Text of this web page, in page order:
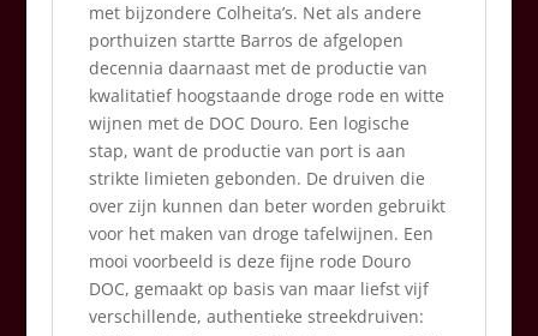
met bijzondere Colheita’s. Net als andere
porthuizen startte Barros de afgelopen
decennia daarnaast met de productie van
kwalitatief hoogstaande droge rode en witte
wijnen met de DOC Douro. Een logische
stap, want de productie van port is aan
strikte limieten gebonden. De druiven die
over zijn kunnen dan beter worden gebruikt
voor het maken van droge tafelwijnen. Een
mooi voorbeeld is deze fijne rode Douro
DOC, gemaakt op basis van maar liefst vijf
verschillende, authentieke streekdruiven: